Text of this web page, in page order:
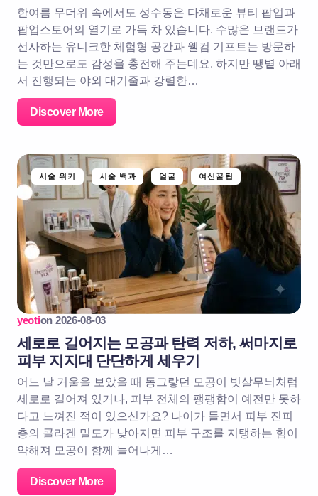
한여름 무더위 속에서도 성수동은 다채로운 뷰티 팝업과
팝업스토어의 열기로 가득 차 있습니다. 수많은 브랜드가
선사하는 유니크한 체험형 공간과 웰컴 기프트는 방문하
는 것만으로도 감성을 충전해 주는데요. 하지만 땡볕 아래
서 진행되는 야외 대기줄과 강렬한…
Discover More
시술 위키 시술 백과 얼굴 여신꿀팁
yeotion 2026-08-03
세로로 길어지는 모공과 탄력 저하, 써마지로
피부 지지대 단단하게 세우기
어느 날 거울을 보았을 때 동그랗던 모공이 빗살무늬처럼
세로로 길어져 있거나, 피부 전체의 팽팽함이 예전만 못하
다고 느껴진 적이 있으신가요? 나이가 들면서 피부 진피
층의 콜라겐 밀도가 낮아지면 피부 구조를 지탱하는 힘이
약해져 모공이 함께 늘어나게…
Discover More